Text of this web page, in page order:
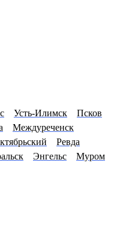
Усть-Илимск
Псков
Междуреченск
Ревда
Энгельс
Муром